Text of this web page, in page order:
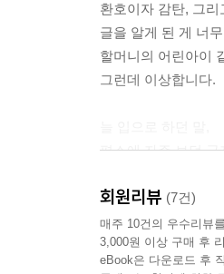
받아쓰기 너머
따라 쓰기 너머
창피해 교실 문 두드
평생 교육원 7년 전
기쁜지 슬픈지도 모
처음 글을 썼을 때도
문해 교육을 받은
인생이 줄곧 그 설
『자꾸자꾸 사람이
1부에서는 조남예
설움을 시작으로
후에도 고된 농삿일
3부에서는 시인
환호이자 감탄, 그리
글을 알게 된 게 너
할머니의 어린아이
그런데 이상합니다.
평소에 자주 보던 글
고생시켜서 죄송합니
고마워요, 고맙습니
……
읽고 쓰는 것이 좋아.
회원리뷰 (7건)
매주 10건의 우수리뷰
3,000원 이상 구매 후
eBook은 다운로드 후